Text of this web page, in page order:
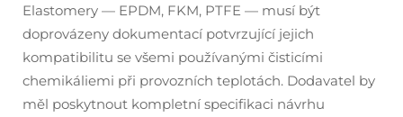
Elastomery — EPDM, FKM, PTFE — musí být
doprovázeny dokumentací potvrzující jejich
kompatibilitu se všemi používanými čisticími
chemikáliemi při provozních teplotách. Dodavatel by
měl poskytnout kompletní specifikaci návrhu